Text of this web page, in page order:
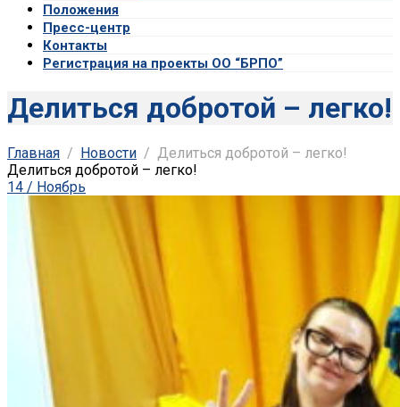
Положения
Пресс-центр
Контакты
Регистрация на проекты ОО “БРПО”
Делиться добротой – легко!
Главная Новости
Делиться добротой – легко!
Делиться добротой – легко!
14 / Ноябрь